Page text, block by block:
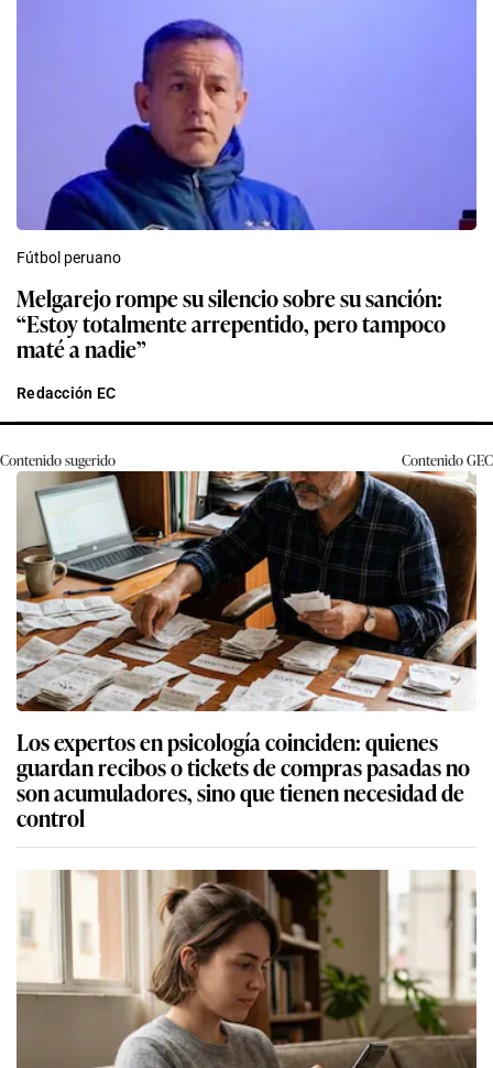
Fútbol peruano
Melgarejo rompe su silencio sobre su sanción:
“Estoy totalmente arrepentido, pero tampoco
maté a nadie”
Redacción EC
Contenido sugerido ContenidoGEC
Los expertos en psicología coinciden: quienes
guardan recibos o tickets de compras pasadas no
son acumuladores, sino que tienen necesidad de
control